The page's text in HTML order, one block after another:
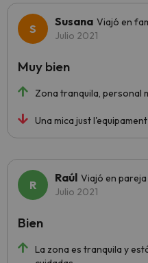
Susana Viajó en
Julio 2021
Zona tranquila, personal
Una mica just
Muy bien
Raúl Viajó en pareja
Julio 2021
La zona es tranquila y
Bien